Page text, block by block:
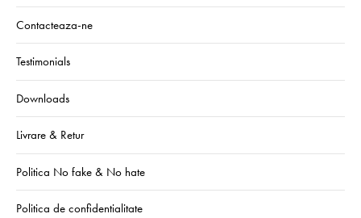
Contacteaza-ne
Testimonials
Downloads
Livrare & Retur
Politica No fake & No hate
Politica de confidentialitate